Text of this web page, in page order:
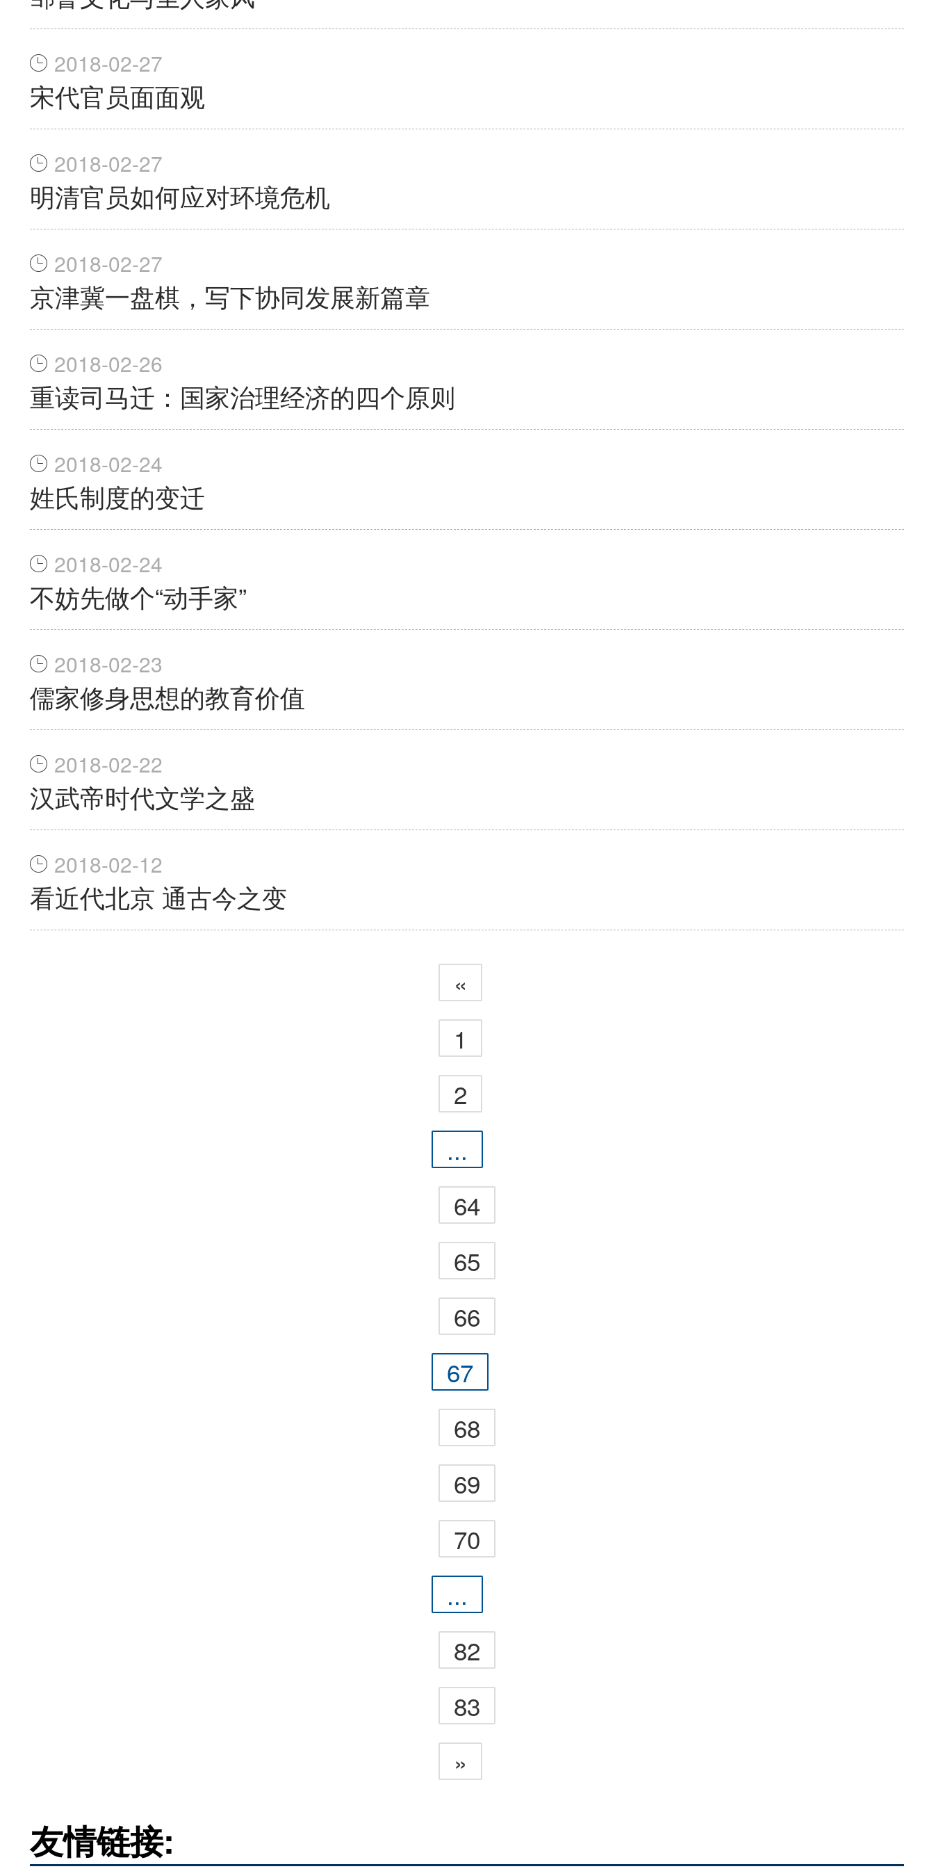
2018-02-27
宋代官员面面观
2018-02-27
明清官员如何应对环境危机
2018-02-27
京津冀一盘棋，写下协同发展新篇章
2018-02-26
重读司马迁：国家治理经济的四个原则
2018-02-24
姓氏制度的变迁
2018-02-24
不妨先做个“动手家”
2018-02-23
儒家修身思想的教育价值
2018-02-22
汉武帝时代文学之盛
2018-02-12
看近代北京 通古今之变
«
1
2
...
64
65
66
67
68
69
70
...
82
83
»
友情链接: